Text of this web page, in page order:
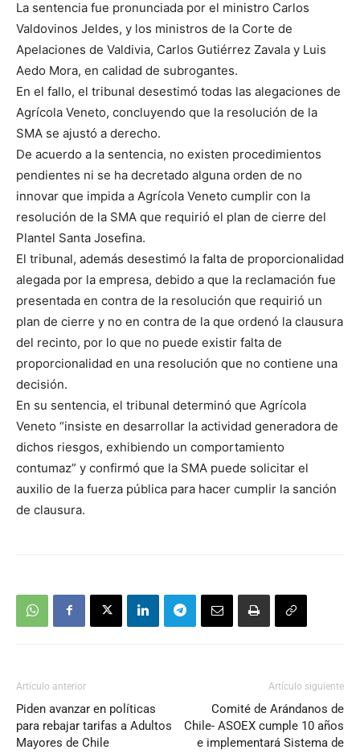
La sentencia fue pronunciada por el ministro Carlos
Valdovinos Jeldes, y los ministros de la Corte de
Apelaciones de Valdivia, Carlos Gutiérrez Zavala y Luis
Aedo Mora, en calidad de subrogantes.
En el fallo, el tribunal desestimó todas las alegaciones de
Agrícola Veneto, concluyendo que la resolución de la
SMA se ajustó a derecho.
De acuerdo a la sentencia, no existen procedimientos
pendientes ni se ha decretado alguna orden de no
innovar que impida a Agrícola Veneto cumplir con la
resolución de la SMA que requirió el plan de cierre del
Plantel Santa Josefina.
El tribunal, además desestimó la falta de proporcionalidad
alegada por la empresa, debido a que la reclamación fue
presentada en contra de la resolución que requirió un
plan de cierre y no en contra de la que ordenó la clausura
del recinto, por lo que no puede existir falta de
proporcionalidad en una resolución que no contiene una
decisión.
En su sentencia, el tribunal determinó que Agrícola
Veneto “insiste en desarrollar la actividad generadora de
dichos riesgos, exhibiendo un comportamiento
contumaz” y confirmó que la SMA puede solicitar el
auxilio de la fuerza pública para hacer cumplir la sanción
de clausura.
Artículo anterior
Piden avanzar en políticas
para rebajar tarifas a Adultos
Mayores de Chile
Artículo siguiente
Comité de Arándanos de
Chile- ASOEX cumple 10 años
e implementará Sistema de